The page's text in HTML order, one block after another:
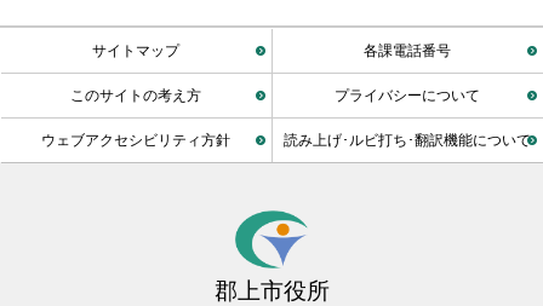
サイトマップ 各課電話番号
このサイトの考え方 プライバシーについて
ウェブアクセシビリティ方針 読み上げ･ルビ打ち･翻訳機能について
郡上市役所